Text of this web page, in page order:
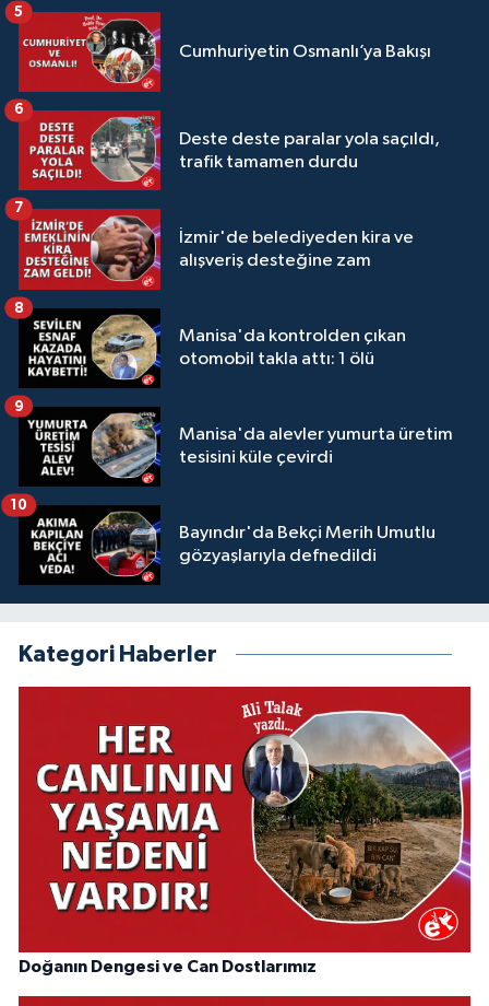
Cumhuriyetin Osmanlı’ya Bakışı
5
Deste deste paralar yola saçıldı,
trafik tamamen durdu
6
İzmir'de belediyeden kira ve
alışveriş desteğine zam
7
Manisa'da kontrolden çıkan
otomobil takla attı: 1 ölü
8
Manisa'da alevler yumurta üretim
tesisini küle çevirdi
9
Bayındır'da Bekçi Merih Umutlu
gözyaşlarıyla defnedildi
10
Kategori Haberler
Doğanın Dengesi ve Can Dostlarımız